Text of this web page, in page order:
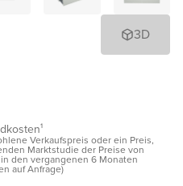
3D
Verkaufspreis oder ein Preis,
Marktstudie der Preise von
den vergangenen 6 Monaten
auf Anfrage)